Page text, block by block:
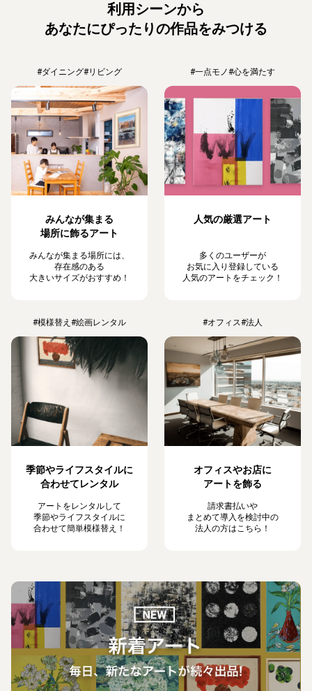
利用シーンから
あなたにぴったりの作品をみつける
#ダイニング#リビング
みんなが集まる
場所に飾るアート
みんなが集まる場所には、
存在感のある
大きいサイズがおすすめ！
#一点モノ#心を満たす
人気の厳選アート
多くのユーザーが
お気に入り登録している
人気のアートをチェック！
#模様替え #絵画レンタル
季節やライフスタイルに
合わせてレンタル
アートをレンタルして
季節やライフスタイルに
合わせて簡単模様替え！
#オフィス#法人
オフィスやお店に
アートを飾る
請求書払いや
まとめて導入を検討中の
法人の方はこちら！